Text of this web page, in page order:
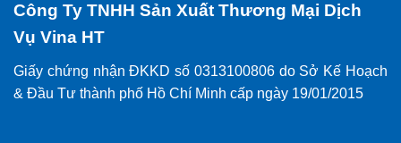
Công Ty TNHH Sản Xuất Thương Mại Dịch
Vụ Vina HT
Giấy chứng nhận ĐKKD số 0313100806 do Sở Kế Hoạch
& Đầu Tư thành phố Hồ Chí Minh cấp ngày 19/01/2015